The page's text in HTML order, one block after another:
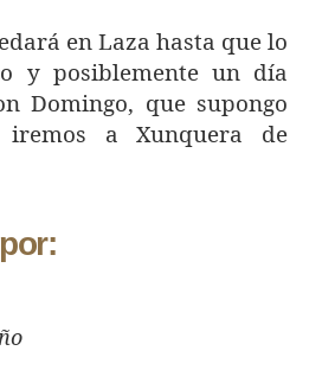
en Laza hasta que lo
y posiblemente un día
Domingo, que supongo
iremos a Xunquera de